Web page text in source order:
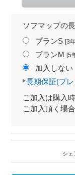
ソフマップの
プランS [3
プランM [5
加入しない
長期保証(プ
ご加入は購入
ご加入頂く場
シェ